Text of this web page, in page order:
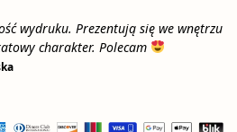
wydruku. Prezentują się we wnętrzu
charakter. Polecam